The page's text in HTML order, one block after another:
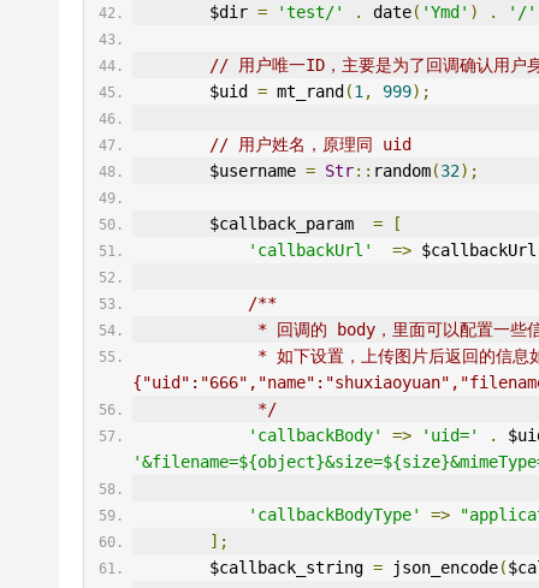
        $dir
= 'test/' . date( 'Ymd' ) . '/'
// 用户唯一ID，主要是为了回调确认用户
        $uid
= mt_rand(1 , 999);
// 用户姓名，原理同 uid
        $username
= Str:: random(32);
        $callback_param
=
[
'callbackUrl'
=> $callbackUrl
/**
* 回调的 body，里面可以配
             */
'callbackBody'
=> 'uid=' .
'callbackBodyType' =>
];
        $callback_string
= json_encode(